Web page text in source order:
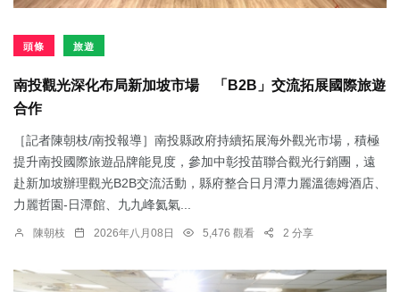
頭條 旅遊
南投觀光深化布局新加坡市場 「B2B」交流拓展國際旅遊
合作
［記者陳朝枝/南投報導］南投縣政府持續拓展海外觀光市場，積極
提升南投國際旅遊品牌能見度，參加中彰投苗聯合觀光行銷團，遠
赴新加坡辦理觀光B2B交流活動，縣府整合日月潭力麗溫德姆酒店、
力麗哲園-日潭館、九九峰氦氣...
陳朝枝 2026年八月08日 5,476 觀看 2 分享